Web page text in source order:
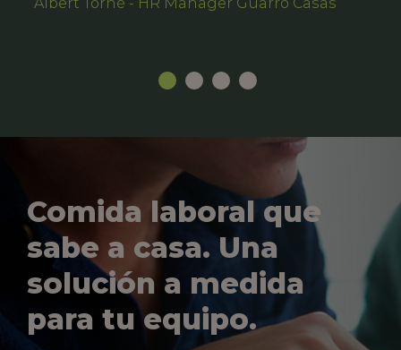
Comida laboral que
sabe a casa. Una
solución a medida
para tu equipo.